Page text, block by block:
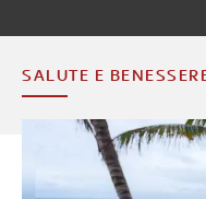
SALUTE E